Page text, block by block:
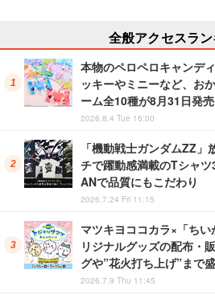
全般アクセスラ
本物のペロペロキャンデ
ッキーやミニーなど、お
ーム全10種が8月31日発売
2026.8.4 Tue 16:00
「機動戦士ガンダムZZ」
チで躍動感満載のTシャ
ANで品質にもこだわり
2026.7.24 Fri 11:15
マツキヨココカラ×「ち
リジナルグッズの配布・
グや”花火打ち上げ”まで
2026.7.9 Thu 11:45